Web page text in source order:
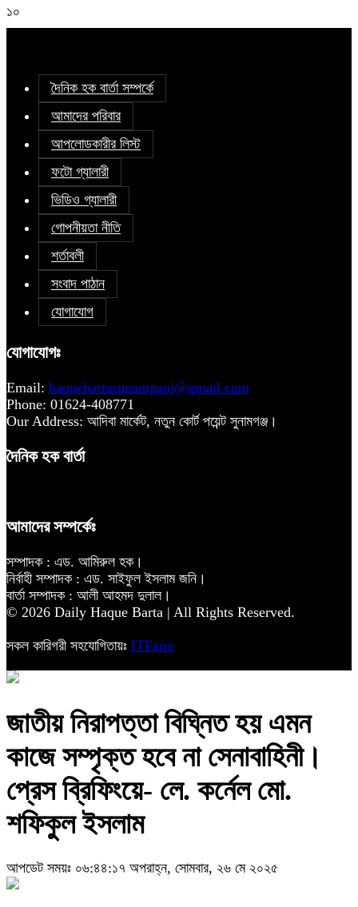
১০
দৈনিক হক বার্তা সম্পর্কে
আমাদের পরিবার
আপলোডকারীর লিস্ট
ফটো গ্যালারী
ভিডিও গ্যালারী
গোপনীয়তা নীতি
শর্তাবলী
সংবাদ পাঠান
যোগাযোগ
যোগাযোগঃ
Email: haquebartasunamganj@gmail.com
Phone: 01624-408771
Our Address: আদিবা মার্কেট, নতুন কোর্ট পয়েন্ট সুনামগঞ্জ।
দৈনিক হক বার্তা
আমাদের সম্পর্কেঃ
সম্পাদক : এড. আমিরুল হক।
নির্বাহী সম্পাদক : এড. সাইফুল ইসলাম জনি।
বার্তা সম্পাদক : আলী আহমদ দুলাল।
© 2026 Daily Haque Barta | All Rights Reserved.
সকল কারিগরী সহযোগিতায়ঃ ITFaire
জাতীয় নিরাপত্তা বিঘ্নিত হয় এমন
কাজে সম্পৃক্ত হবে না সেনাবাহিনী।
প্রেস ব্রিফিংয়ে- লে. কর্নেল মো.
শফিকুল ইসলাম
আপডেট সময়ঃ ০৬:৪৪:১৭ অপরাহ্ন, সোমবার, ২৬ মে ২০২৫